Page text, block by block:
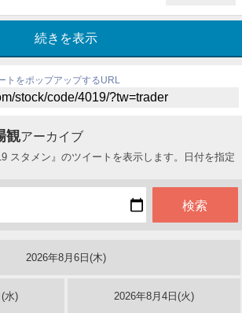
続きを表示
トをポップアップするURL
観アーカイブ
スタメン』のツイートを表示します。日付を指定
2026年8月6日(木)
水) 2026年8月4日(火)